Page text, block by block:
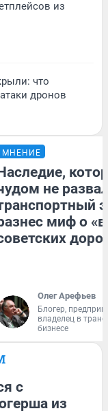
из
что
дронов
МНЕНИЕ
не
миф о
Олег Арефьев
Блогер,
владелец в
бизнесе
с
из